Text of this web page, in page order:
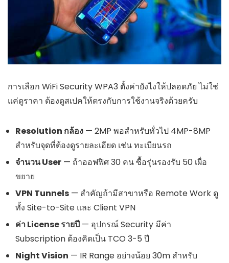
การเลือก WiFi Security WPA3 ตั้งค่ายังไงให้ปลอดภัย ไม่ใช่
แค่ดูราคา ต้องดูสเปคให้ตรงกับการใช้งานจริงด้วยครับ
Resolution กล้อง — 2MP พอสำหรับทั่วไป 4MP-8MP
สำหรับจุดที่ต้องดูรายละเอียด เช่น ทะเบียนรถ
จำนวน User — ถ้าออฟฟิศ 30 คน ซื้อรุ่นรองรับ 50 เผื่อ
ขยาย
VPN Tunnels — สำคัญถ้ามีสาขาหรือ Remote Work ดู
ทั้ง Site-to-Site และ Client VPN
ค่า License รายปี — อุปกรณ์ Security มีค่า
Subscription ต้องคิดเป็น TCO 3-5 ปี
Night Vision — IR Range อย่างน้อย 30m สำหรับ